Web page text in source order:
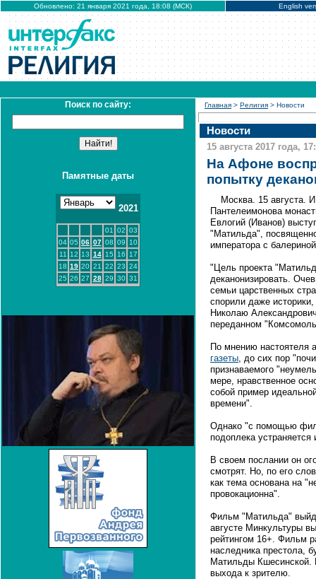
Обновлено: 21 января 2021 года, 18:08 (МСК) English
Поиск по сайту:
Памятные даты
2021
01 02 03
04 05 06 07 08 09
10
11
12 13 14 15 16
17
18 19 20 21 22 23 24
25 26 27 28 29 30 31
Главная > Религия > Новости
Новости
15 августа 2017 года,
На Афоне
попытку
Москва. 15 августа.
Пантелеимонова
Евлогий (Иванов)
"Матильда",
императора с
"Цель проекта
деканонизировать.
семьи царственных
спорили даже
Николаю
переданном
По мнению настоятеля
газеты, до сих пор
признаваемого
мере, нравственное
собой пример
времени".
Однако "с помощью
подоплека
В своем послании он
смотрят. Но, по его
как тема основана на
провокационна".
Фильм "Матильда"
августе Минкультуры
рейтингом 16+. Фильм
наследника престола,
Матильды Кшесинской.
выхода к зрителю.